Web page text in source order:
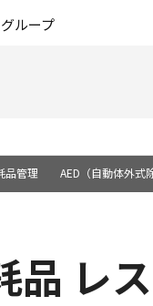
ループ
品管理 AED（自動体外式
品 レ